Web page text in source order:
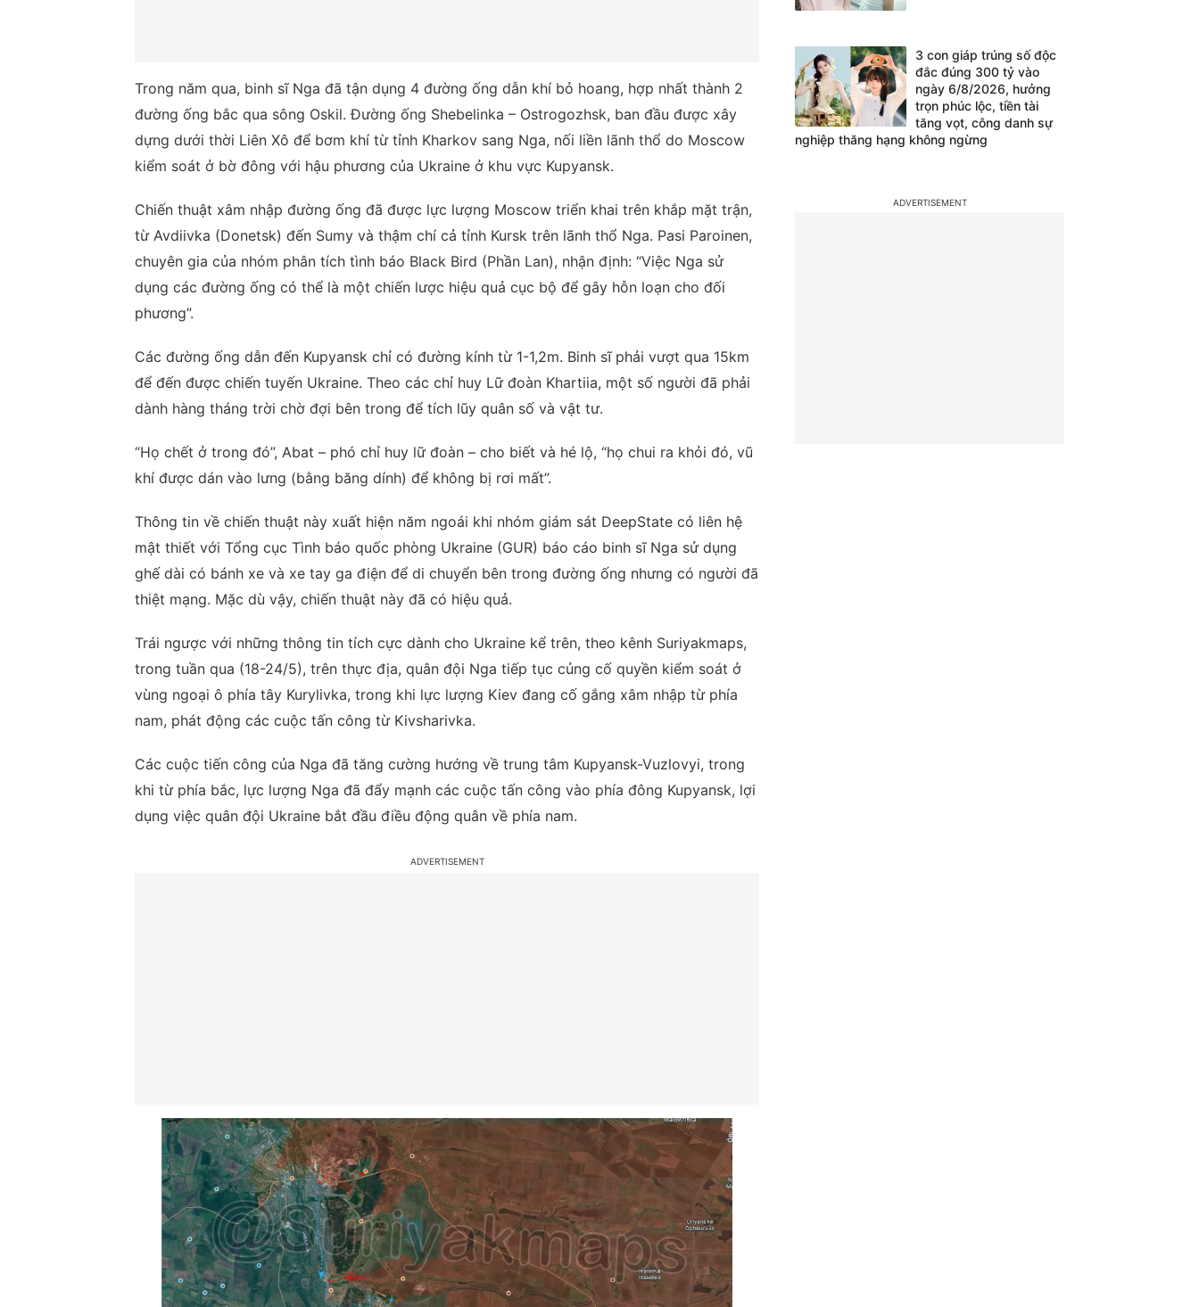
Trong năm qua, binh sĩ Nga đã tận dụng 4 đường ống dẫn khí bỏ hoang, hợp nhất thành 2
đường ống bắc qua sông Oskil. Đường ống Shebelinka – Ostrogozhsk, ban đầu được xây
dựng dưới thời Liên Xô để bơm khí từ tỉnh Kharkov sang Nga, nối liền lãnh thổ do Moscow
kiểm soát ở bờ đông với hậu phương của Ukraine ở khu vực Kupyansk.
Chiến thuật xâm nhập đường ống đã được lực lượng Moscow triển khai trên khắp mặt trận,
từ Avdiivka (Donetsk) đến Sumy và thậm chí cả tỉnh Kursk trên lãnh thổ Nga. Pasi Paroinen,
chuyên gia của nhóm phân tích tình báo Black Bird (Phần Lan), nhận định: “Việc Nga sử
dụng các đường ống có thể là một chiến lược hiệu quả cục bộ để gây hỗn loạn cho đối
phương”.
Các đường ống dẫn đến Kupyansk chỉ có đường kính từ 1-1,2m. Binh sĩ phải vượt qua 15km
để đến được chiến tuyến Ukraine. Theo các chỉ huy Lữ đoàn Khartiia, một số người đã phải
dành hàng tháng trời chờ đợi bên trong để tích lũy quân số và vật tư.
“Họ chết ở trong đó”, Abat – phó chỉ huy lữ đoàn – cho biết và hé lộ, “họ chui ra khỏi đó, vũ
khí được dán vào lưng (bằng băng dính) để không bị rơi mất”.
Thông tin về chiến thuật này xuất hiện năm ngoái khi nhóm giám sát DeepState có liên hệ
mật thiết với Tổng cục Tình báo quốc phòng Ukraine (GUR) báo cáo binh sĩ Nga sử dụng
ghế dài có bánh xe và xe tay ga điện để di chuyển bên trong đường ống nhưng có người đã
thiệt mạng. Mặc dù vậy, chiến thuật này đã có hiệu quả.
Trái ngược với những thông tin tích cực dành cho Ukraine kể trên, theo kênh Suriyakmaps,
trong tuần qua (18-24/5), trên thực địa, quân đội Nga tiếp tục củng cố quyền kiểm soát ở
vùng ngoại ô phía tây Kurylivka, trong khi lực lượng Kiev đang cố gắng xâm nhập từ phía
nam, phát động các cuộc tấn công từ Kivsharivka.
Các cuộc tiến công của Nga đã tăng cường hướng về trung tâm Kupyansk-Vuzlovyi, trong
khi từ phía bắc, lực lượng Nga đã đẩy mạnh các cuộc tấn công vào phía đông Kupyansk, lợi
dụng việc quân đội Ukraine bắt đầu điều động quân về phía nam.
3 con giáp trúng số độc
đắc đúng 300 tỷ vào
ngày 6/8/2026, hưởng
trọn phúc lộc, tiền tài
tăng vọt, công danh sự
nghiệp thăng hạng không ngừng